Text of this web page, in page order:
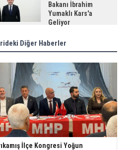
Bakanı İbrahim
Yumaklı Kars'a
Geliyor
Diğer Haberler
İlçe Kongresi Yoğun